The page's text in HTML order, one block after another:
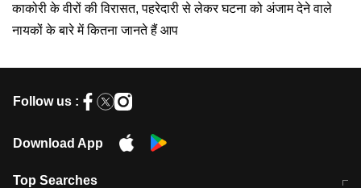
काकोरी के वीरों की विरासत, पहरेदारी से लेकर घटना को अंजाम देने वाले
नायकों के बारे में कितना जानते हैं आप
Follow us :
Download App
Top Searches